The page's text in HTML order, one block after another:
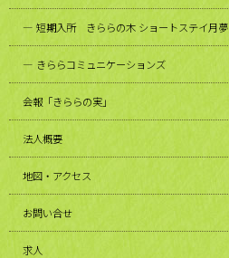
短期入所 きららの木 ショートステイ月夢
きららコミュニケーションズ
会報「きららの実」
法人概要
地図・アクセス
お問い合せ
求人